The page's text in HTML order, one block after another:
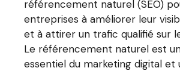
référencement naturel (SEO)
entreprises à améliorer leur
et à attirer un trafic qualifié sur
Le référencement naturel est
essentiel du marketing digital et